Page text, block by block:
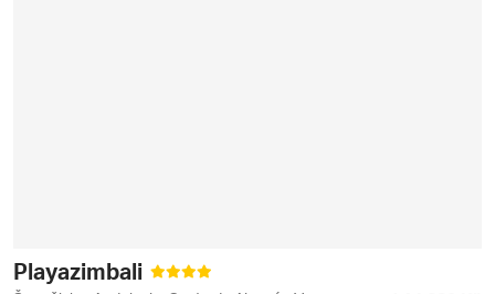
Playazimbali